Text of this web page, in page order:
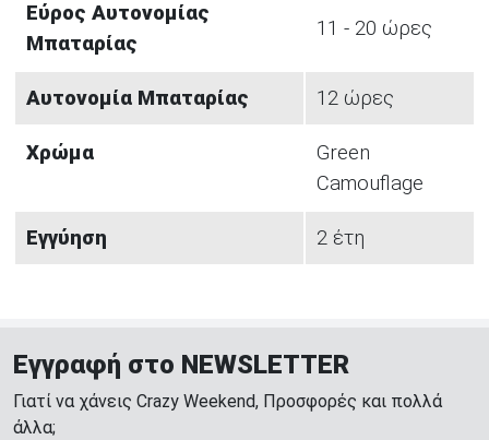
Εύρος Αυτονομίας
Μπαταρίας
11 - 20 ώρες
Αυτονομία Μπαταρίας 12 ώρες
Χρώμα
Green
Camouflage
Εγγύηση 2 έτη
Εγγραφή στο NEWSLETTER
Γιατί να χάνεις Crazy Weekend, Προσφορές και πολλά
άλλα;